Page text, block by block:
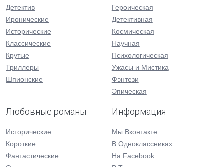
Детектив
Иронические
Исторические
Классические
Крутые
Триллеры
Шпионские
Героическая
Детективная
Космическая
Научная
Психологическая
Ужасы и Мистика
Фэнтези
Эпическая
Любовные романы
Исторические
Короткие
Фантастические
Информация
Мы Вконтакте
В Одноклассниках
На Facebook